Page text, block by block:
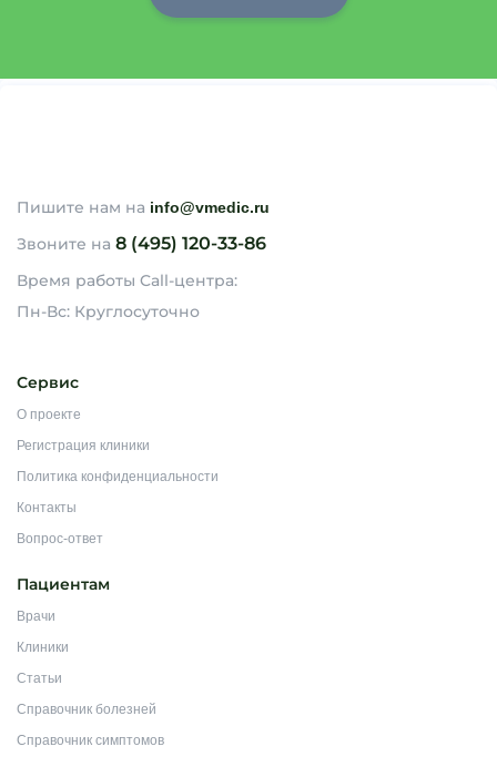
Сервис
О проекте
Регистрация клиники
Политика конфиденциальности
Контакты
Вопрос-ответ
Пациентам
Врачи
Клиники
Статьи
Справочник болезней
Справочник симптомов
Пишите нам на info@vmedic.ru
Звоните на 8 (495) 120-33-86
Время работы Call-центра:
Пн-Вс: Круглосуточно